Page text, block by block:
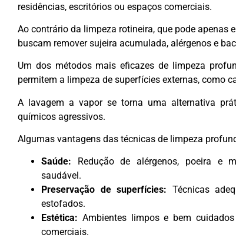
residências, escritórios ou espaços comerciais.
Ao contrário da limpeza rotineira, que pode
buscam remover sujeira acumulada, alérgenos e
Um dos métodos mais eficazes de limpeza
permitem a limpeza de superfícies externas, como
A lavagem a vapor se torna uma alternativa
químicos agressivos.
Algumas vantagens das técnicas de limpeza
Saúde: Redução de alérgenos, poeira e
saudável.
Preservação de superfícies: Técnicas
estofados.
Estética: Ambientes limpos e bem
comerciais.